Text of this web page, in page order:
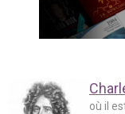
où il